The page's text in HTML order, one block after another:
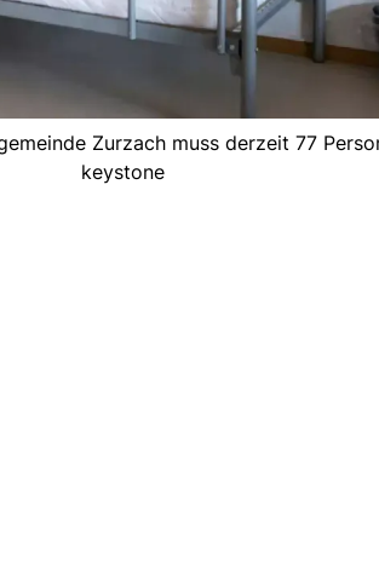
Zurzach muss derzeit 77
keystone